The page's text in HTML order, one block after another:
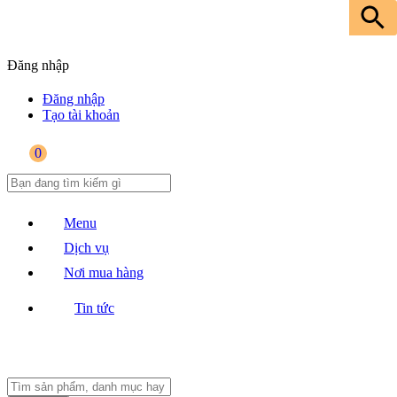
Đăng nhập
Đăng nhập
Tạo tài khoản
0
Menu
Dịch vụ
Nơi mua hàng
Tin tức